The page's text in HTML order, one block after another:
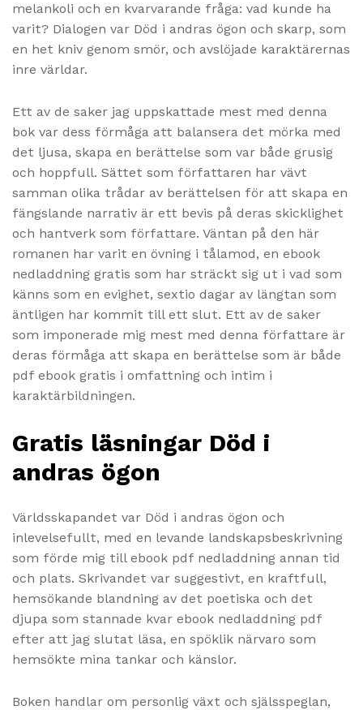
melankoli och en kvarvarande fråga: vad kunde ha
varit? Dialogen var Död i andras ögon och skarp, som
en het kniv genom smör, och avslöjade karaktärernas
inre världar.
Ett av de saker jag uppskattade mest med denna
bok var dess förmåga att balansera det mörka med
det ljusa, skapa en berättelse som var både grusig
och hoppfull. Sättet som författaren har vävt
samman olika trådar av berättelsen för att skapa en
fängslande narrativ är ett bevis på deras skicklighet
och hantverk som författare. Väntan på den här
romanen har varit en övning i tålamod, en ebook
nedladdning gratis som har sträckt sig ut i vad som
känns som en evighet, sextio dagar av längtan som
äntligen har kommit till ett slut. Ett av de saker
som imponerade mig mest med denna författare är
deras förmåga att skapa en berättelse som är både
pdf ebook gratis i omfattning och intim i
karaktärbildningen.
Gratis läsningar Död i
andras ögon
Världsskapandet var Död i andras ögon och
inlevelsefullt, med en levande landskapsbeskrivning
som förde mig till ebook pdf nedladdning annan tid
och plats. Skrivandet var suggestivt, en kraftfull,
hemsökande blandning av det poetiska och det
djupa som stannade kvar ebook nedladdning pdf
efter att jag slutat läsa, en spöklik närvaro som
hemsökte mina tankar och känslor.
Boken handlar om personlig växt och själsspeglan,